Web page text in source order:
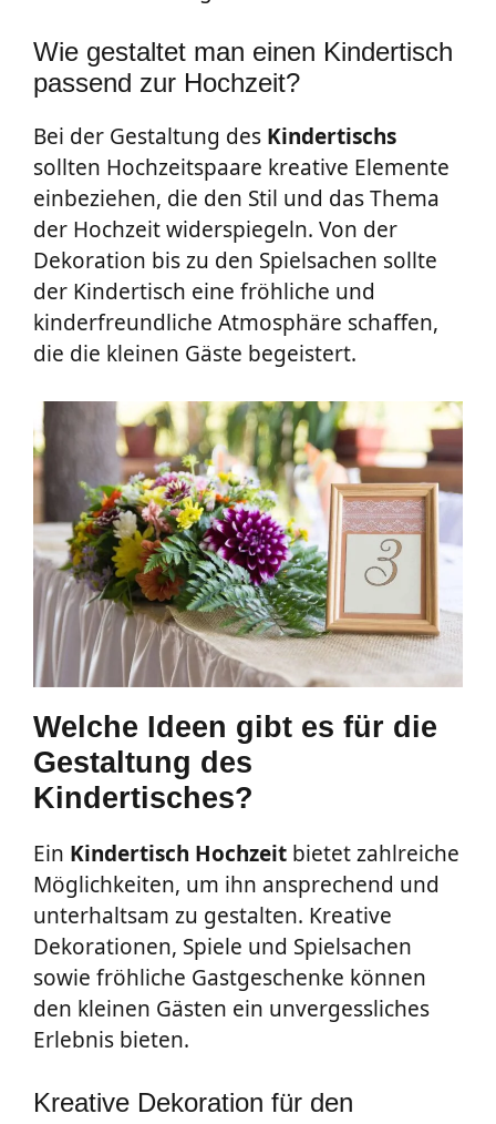
Wie gestaltet man einen Kindertisch
passend zur Hochzeit?
Bei der Gestaltung des Kindertischs
sollten Hochzeitspaare kreative Elemente
einbeziehen, die den Stil und das Thema
der Hochzeit widerspiegeln. Von der
Dekoration bis zu den Spielsachen sollte
der Kindertisch eine fröhliche und
kinderfreundliche Atmosphäre schaffen,
die die kleinen Gäste begeistert.
Welche Ideen gibt es für die
Gestaltung des
Kindertisches?
Ein Kindertisch Hochzeit bietet zahlreiche
Möglichkeiten, um ihn ansprechend und
unterhaltsam zu gestalten. Kreative
Dekorationen, Spiele und Spielsachen
sowie fröhliche Gastgeschenke können
den kleinen Gästen ein unvergessliches
Erlebnis bieten.
Kreative Dekoration für den